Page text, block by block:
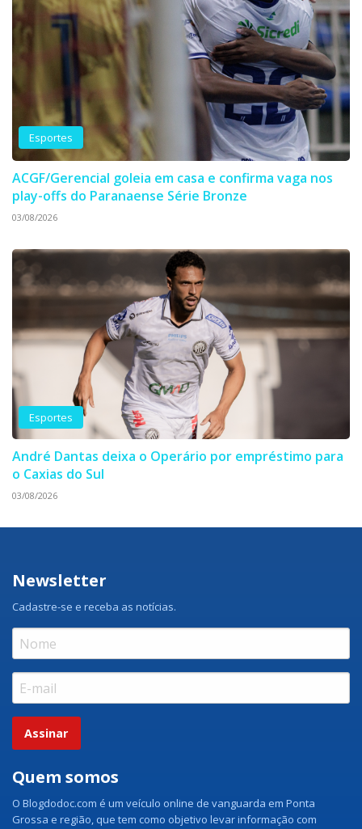
Esportes
ACGF/Gerencial goleia em casa e confirma vaga nos
play-offs do Paranaense Série Bronze
03/08/2026
Esportes
André Dantas deixa o Operário por empréstimo para
o Caxias do Sul
03/08/2026
Newsletter
Cadastre-se e receba as notícias.
Assinar
Quem somos
O Blogdodoc.com é um veículo online de vanguarda em Ponta
Grossa e região, que tem como objetivo levar informação com